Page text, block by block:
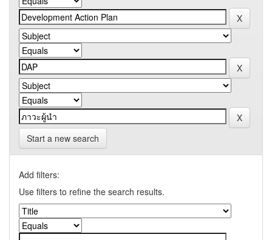
Start a new search
Add filters:
Use filters to refine the search results.